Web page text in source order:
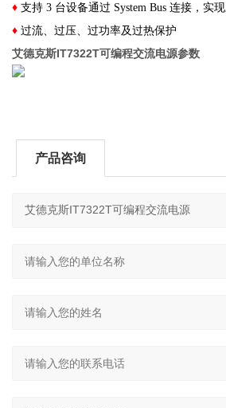
♦支持 3 台设备通过 System Bus 连接，实
♦过流、过压、过功率及过热保护
艾德克斯IT7322T可编程交流电源​参数
产品咨询